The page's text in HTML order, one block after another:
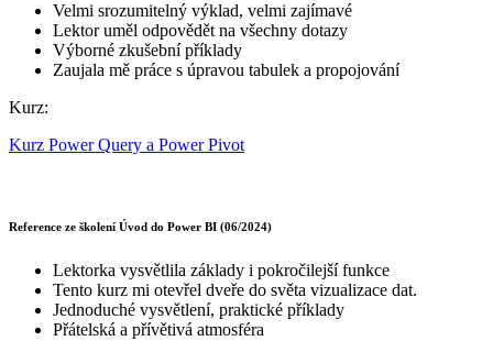
Velmi srozumitelný výklad, velmi zajímavé
Lektor uměl odpovědět na všechny dotazy
Výborné zkušební příklady
Zaujala mě práce s úpravou tabulek a propojování
Kurz:
Kurz Power Query a Power Pivot
Reference ze školení Úvod do Power BI (06/2024)
Lektorka vysvětlila základy i pokročilejší funkce
Tento kurz mi otevřel dveře do světa vizualizace dat.
Jednoduché vysvětlení, praktické příklady
Přátelská a přívětivá atmosféra